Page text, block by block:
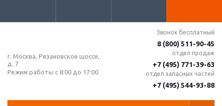
г. Москва, Рязановское шоссе,
д. 7
Режим работы с 8:00 до 17:00
Звонок бесплатный
8 (800) 511-90-45
отдел продаж
+7 (495) 771-39-63
отдел запасных частей
+7 (495) 544-93-88